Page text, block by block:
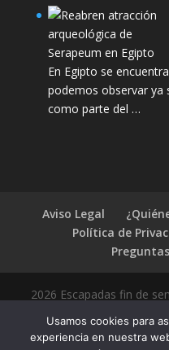
En Egipto se
podemos observar ya
como parte del …
Aviso Legal
Política de
2026 Escapadas fin de
Usamos cookies para
experiencia en nuestra